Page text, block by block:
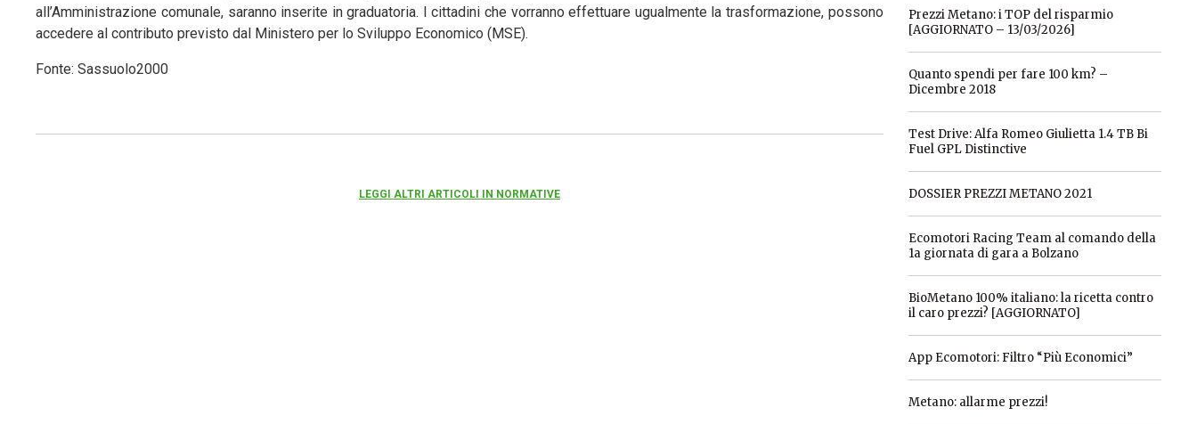
all’Amministrazione comunale, saranno inserite in graduatoria. I cittadini che vorranno effettuare ugualmente la trasformazione, possono
accedere al contributo previsto dal Ministero per lo Sviluppo Economico (MSE).
Fonte: Sassuolo2000
LEGGI ALTRI ARTICOLI IN NORMATIVE
Prezzi Metano: i TOP del risparmio
[AGGIORNATO – 13/03/2026]
Quanto spendi per fare 100 km? –
Dicembre 2018
Test Drive: Alfa Romeo Giulietta 1.4 TB Bi
Fuel GPL Distinctive
DOSSIER PREZZI METANO 2021
Ecomotori Racing Team al comando della
1a giornata di gara a Bolzano
BioMetano 100% italiano: la ricetta contro
il caro prezzi? [AGGIORNATO]
App Ecomotori: Filtro “Più Economici”
Metano: allarme prezzi!